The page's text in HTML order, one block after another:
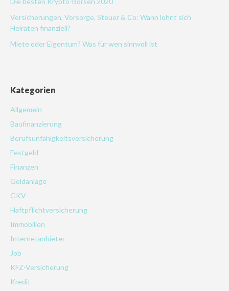
Versicherungen, Vorsorge, Steuer & Co: Wann lohnt sich
Heiraten finanziell?
Miete oder Eigentum? Was für wen sinnvoll ist
Kategorien
Allgemein
Baufinanzierung
Berufsunfähigkeitsversicherung
Festgeld
Finanzen
Geldanlage
GKV
Haftpflichtversicherung
Immobilien
Internetanbieter
Job
KFZ-Versicherung
Kredit